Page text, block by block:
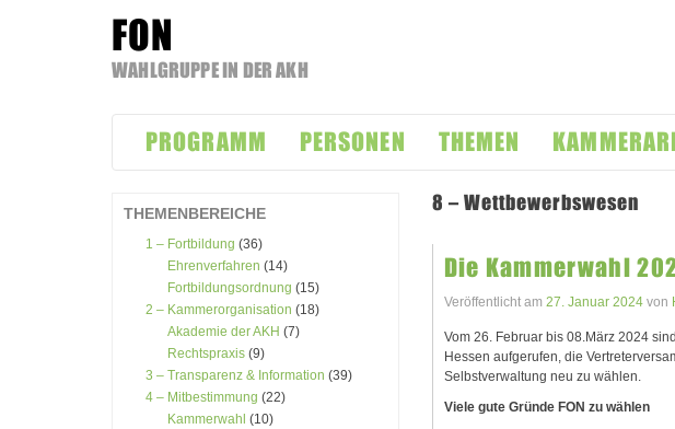
FON
WAHLGRUPPE IN DER AKH
Inhalt
springenPROGRAMM PERSONEN THEMEN
THEMENBEREICHE
1 – Fortbildung (36)
Ehrenverfahren (14)
Fortbildungsordnung (15)
2 – Kammerorganisation (18)
Akademie der AKH (7)
Rechtspraxis (9)
3 – Transparenz & Information (39)
4 – Mitbestimmung (22)
Kammerwahl (10)
8 – Wettbewerbswesen
Die Kammerwahl
Veröffentlicht am 27. Januar 2024von
Vom 26. Februar bis 08.März 2024
Hessen aufgerufen, die
Selbstverwaltung neu zu wählen.
Viele gute Gründe FON zu wählen